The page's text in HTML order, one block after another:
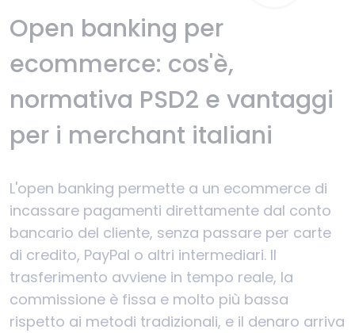
Open banking per
ecommerce: cos'è,
normativa PSD2 e vantaggi
per i merchant italiani
L'open banking permette a un ecommerce di
incassare pagamenti direttamente dal conto
bancario del cliente, senza passare per carte
di credito, PayPal o altri intermediari. Il
trasferimento avviene in tempo reale, la
commissione è fissa e molto più bassa
rispetto ai metodi tradizionali, e il denaro arriva